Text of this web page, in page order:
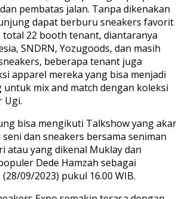
pembatas jalan. Tanpa dikenakan
dapat berburu sneakers favorit
total 22 booth tenant, diantaranya
SNDRN, Yozugoods, dan masih
beberapa tenant juga
apparel mereka yang bisa menjadi
mix and match dengan koleksi
Ugi.
bisa mengikuti Talkshow yang
dan sneakers bersama seniman
atau yang dikenal Muklay dan
Dede Hamzah sebagai
09/2023) pukul 16.00 WIB.